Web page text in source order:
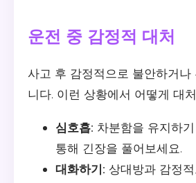
운전 중 감정적 대처
사고 후 감정적으로 불안하거나
니다. 이런 상황에서 어떻게 대
심호흡: 차분함을 유지하
통해 긴장을 풀어보세요.
대화하기: 상대방과 감정